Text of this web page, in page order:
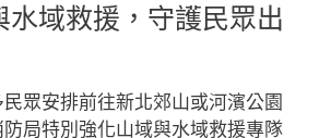
水域救援，守護民眾出
眾安排前往新北郊山或河濱公園
局特別強化山域與水域救援專隊